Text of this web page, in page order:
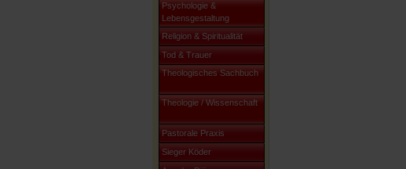
Psychologie &
Lebensgestaltung
Religion & Spiritualität
Tod & Trauer
Theologisches Sachbuch
Theologie / Wissenschaft
Pastorale Praxis
Sieger Köder